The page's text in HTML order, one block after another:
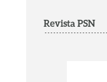
Revista PSN